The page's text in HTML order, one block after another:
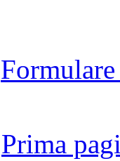
Prima